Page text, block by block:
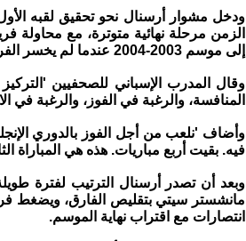
ودخل مشوار أرسنال نحو تحقيق لقبه
الزمن مرحلة نهائية ​متوترة، مع محاولة
إلى موسم 2003-2004 عندما لم يخسر الفريق أي ⁠مباراة.
وقال المدرب الإسباني للصحفيين
المنافسة، والرغبة في الفوز، والرغبة في
وأضاف 'نلعب من أجل ​الفوز بالدوري
فيه. بقيت أربع مباريات. هذه هي المباراة
وبعد أن تصدر أرسنال الترتيب لفترة
مانشستر سيتي بتقليص الفارق، ويضغط
انتصارات مع اقتراب نهاية الموسم.